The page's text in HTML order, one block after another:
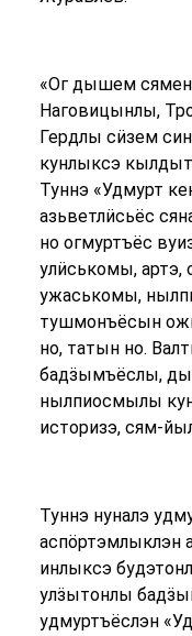
«Ог дышем
Наговицынлы,
Гердлы сӥзем
кунлыксэ
Туннэ «Удмурт
азьветлӥсьёс
но огмуртъёс
улӥськомы,
ужаськомы,
тушмонъёсын
но, татын но.
бадӟымъёслы,
нылпиосмылы
историзэ, сям-
Туннэ нуналэ
аспӧртэмлыклэн
инлыксэ
улӟытонлы
удмуртъёслэн